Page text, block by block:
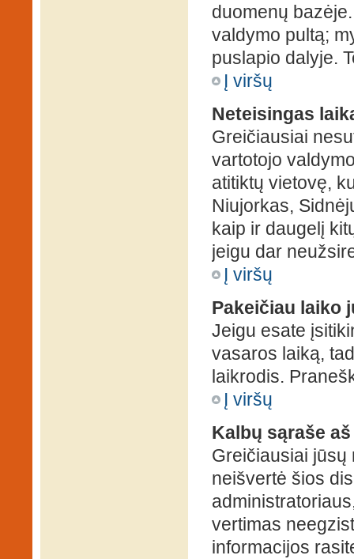
duomenų
valdymo pultą;
puslapio dalyje.
Į viršų
Neteisingas
Greičiausiai
vartotojo
atitiktų vietovę,
Niujorkas,
kaip ir daugelį
jeigu dar
Į viršų
Pakeičiau laiko
Jeigu esate
vasaros laiką,
laikrodis.
Į viršų
Kalbų sąraše
Greičiausiai jūsų
neišvertė šios
vertimas
informacijos